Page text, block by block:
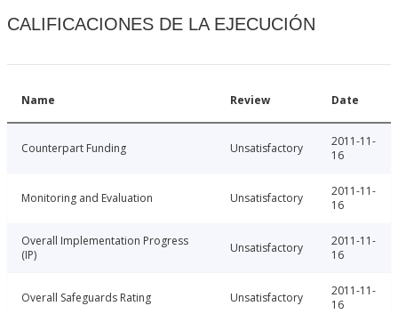
CALIFICACIONES DE LA EJECUCIÓN
Name Review Date
Counterpart Funding Unsatisfactory
2011-11-
16
Monitoring and Evaluation Unsatisfactory
2011-11-
16
Overall Implementation Progress
(IP)
Unsatisfactory
2011-11-
16
Overall Safeguards Rating Unsatisfactory
2011-11-
16